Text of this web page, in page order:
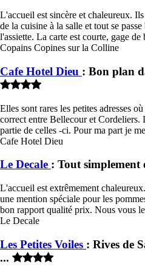
L'accueil est sincère et chaleureux.
de la cuisine à la salle et tout se
l'assiette. La carte est courte, gage de
Copains Copines sur la Colline
Cafe Hotel Dieu : Bon plan
Elles sont rares les petites adresses
correct entre Bellecour et
partie de celles -ci. Pour ma part je
Cafe Hotel Dieu
Le Decale : Tout simplement
L'accueil est extrêmement
une mention spéciale pour les
bon rapport qualité prix. Nous vous
Le Decale
Les Petites Voiles : Rives de
...